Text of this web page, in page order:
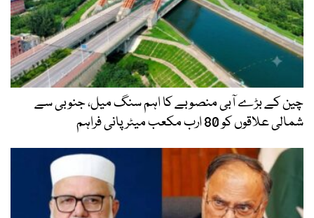
چین کے بڑے آبی منصوبے کا اہم سنگ میل، جنوبی سے
شمالی علاقوں کو 80 ارب مکعب میٹر پانی فراہم